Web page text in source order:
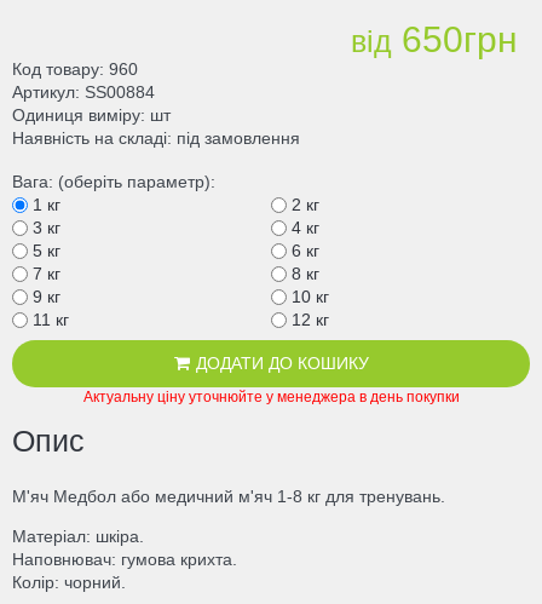
від 650грн
Код товару 960
Артикул SS00884
Одиниця виміру шт
Наявність на складі під замовлення
Вага: (оберіть параметр):
1 кг
2 кг
3 кг
4 кг
5 кг
6 кг
7 кг
8 кг
9 кг
10 кг
11 кг
12 кг
ДОДАТИ ДО КОШИКУ
Актуальну ціну уточнюйте у менеджера в день покупки
Опис
М'яч Медбол або медичний м'яч 1-8 кг для тренувань.
Матеріал: шкіра.
Наповнювач: гумова крихта.
Колір: чорний.